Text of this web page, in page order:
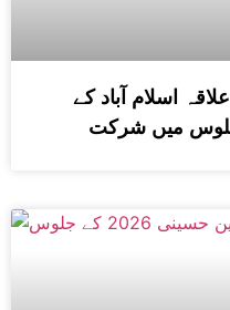
اسلام آباد کے
میں شرکت